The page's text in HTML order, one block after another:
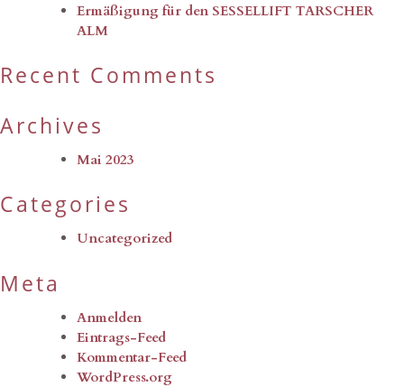
Ermäßigung für den SESSELLIFT TARSCHER
ALM
Recent Comments
Archives
Mai 2023
Categories
Uncategorized
Meta
Anmelden
Eintrags-Feed
Kommentar-Feed
WordPress.org